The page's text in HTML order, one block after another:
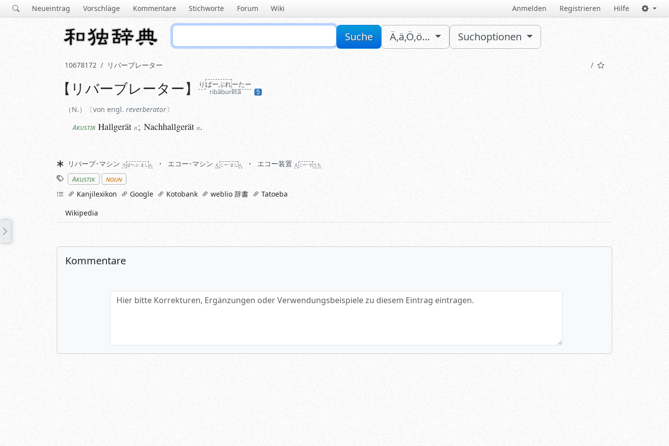
Neueintrag Vorschläge Kommentare Stichworte Forum Wiki Anmelden Registrieren Hilfe
Suche Ä,ä,Ö,ö… Suchoptionen
10678172 リバーブレーター
N. von engl.reverberator
Akustik Hallgerät Nachhallgerät
【 リバーブレーター】 り ばーぶれーたー
ribāburētā
5
N. von engl. reverberator
Akustik Hallgerät n; Nachhallgerät n.
Synonyme
リバーブ･マシン り ばーぶ･ましん エコー･マシン え こー･ましん エコー装置 え こー･そ う ち
Stichworte
Akustik
noun
linksKanjilexikon Google Kotobank weblio 辞書
Tatoeba
Wikipedia
Kommentare
Hier bitte Korrekturen, Ergänzungen oder Verwendungsbeispiele zu diesem Eintrag eintragen.